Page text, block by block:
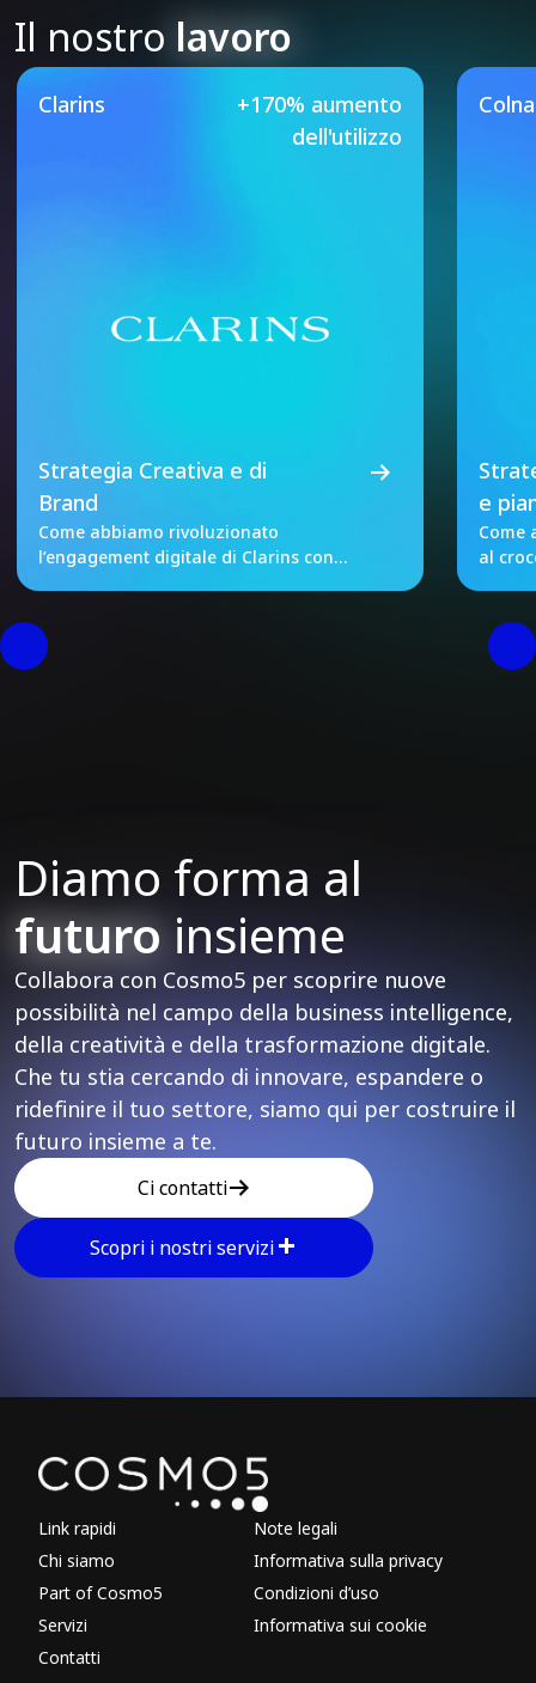
Il nostro lavoro
Our Featured Case Studies
Clarins
+170% aumento
dell'utilizzo
Strategia Creativa e di
Brand
Come abbiamo rivoluzionato
l’engagement digitale di Clarins con
e
Come
al
Diamo forma al
futuroinsieme
Collabora con Cosmo5 per scoprire nuove
possibilità nel campo della business intelligence,
della creatività e della trasformazione digitale.
Che tu stia cercando di innovare, espandere o
ridefinire il tuo settore, siamo qui per costruire il
futuro insieme a te.
Ci contatti
Scopri i nostri servizi
Explore other parts of
Link rapidi
Chi siamo
Part of Cosmo5
Servizi
Contatti
Note legali
Informativa sulla privacy
Condizioni d’uso
Informativa sui cookie